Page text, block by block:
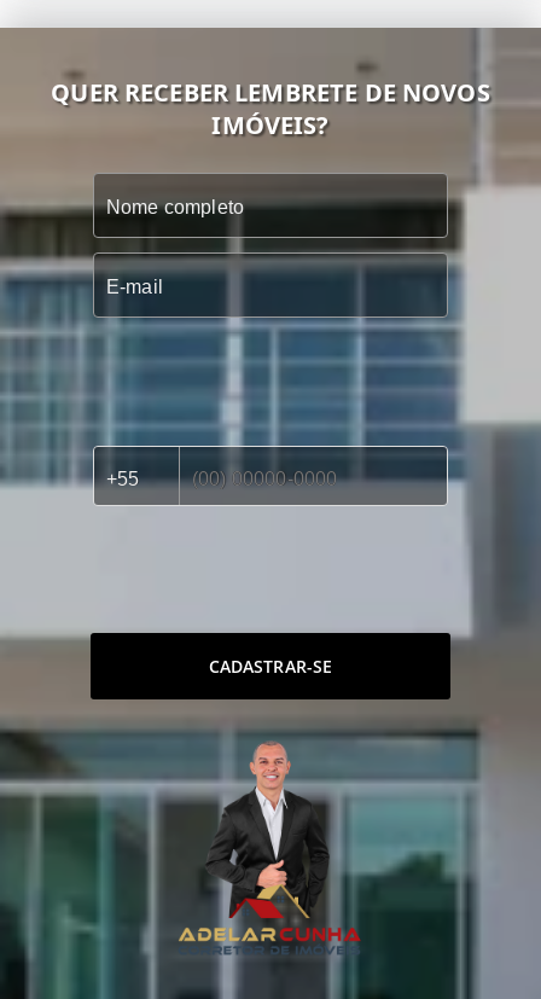
QUER RECEBER LEMBRETE DE NOVOS
IMÓVEIS?
CADASTRAR-SE